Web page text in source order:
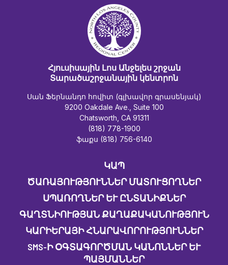
Հյուսիսային Լոս Անջելես շրջան
Տարածաշրջանային կենտրոն
Սան Ֆերնանդո հովիտ (գլխավոր գրասենյակ)
9200 Oakdale Ave., Suite 100
Chatsworth, CA 91311
(818) 778-1900
ֆաքս (818) 756-6140
ԿԱՊ
ԾԱՌԱՅՈՒԹՅՈՒՆՆԵՐ ՄԱՏՈՒՑՈՂՆԵՐ
ՍՊԱՌՈՂՆԵՐ ԵՒ ԸՆՏԱՆԻՔՆԵՐ
ԳԱՂՏՆԻՈՒԹՅԱՆ ՔԱՂԱՔԱԿԱՆՈՒԹՅՈՒՆ
ԿԱՐԻԵՐԱՅԻ ՀՆԱՐԱՎՈՐՈՒԹՅՈՒՆՆԵՐ
SMS-Ի ՕԳՏԱԳՈՐԾՄԱՆ ԿԱՆՈՆՆԵՐ ԵՒ Պ
ԱՅՄԱՆՆԵՐ